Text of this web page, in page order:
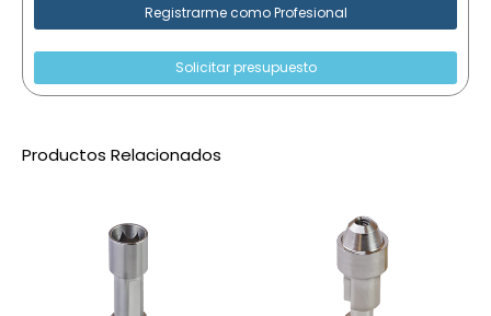
Registrarme como Profesional
Solicitar presupuesto
Productos Relacionados